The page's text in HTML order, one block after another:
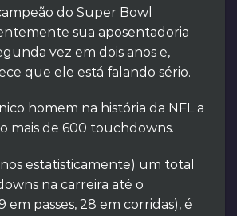
do Super Bowl
sua aposentadoria
vez em dois anos e,
que ele está falando sério.
homem na história da NFL a
mais de 600 touchdowns.
estatisticamente) um total
na carreira até o
em passes, 28 em corridas), é